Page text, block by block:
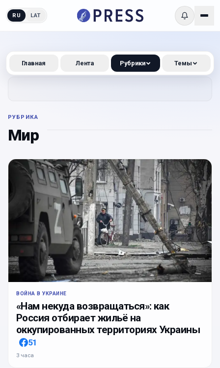
RU LAT
РУБРИКА
Мир
ВОЙНА В УКРАИНЕ
«Нам некуда возвращаться»: как
Россия отбирает жильё на
оккупированных территориях Украины
51
3 часа
Главная Лента Рубрики Темы